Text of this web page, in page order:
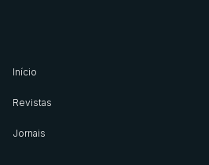
Início
Revistas
Jornais